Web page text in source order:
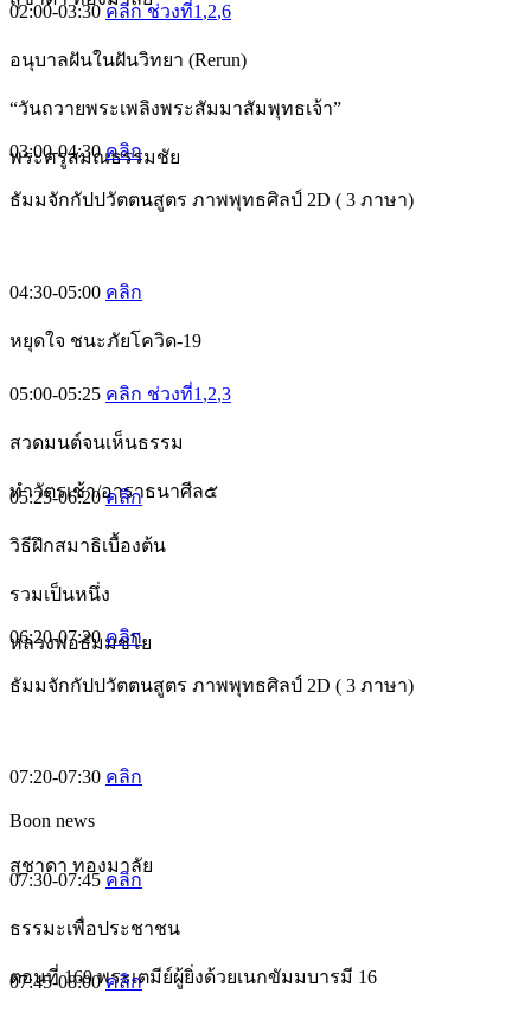
02:00-03:30คลิก ช่วงที่1 ,2,6
อนุบาลฝันในฝันวิทยา (Rerun)
“วันถวายพระเพลิงพระสัมมาสัมพุทธเจ้า”
พระครูสมณธรรมชัย
03:00-04:30คลิก
ธัมมจักกัปปวัตตนสูตร ภาพพุทธศิลป์ 2D ( 3 ภาษา)
04:30-05:00 คลิก
หยุดใจ ชนะภัยโควิด-19
05:00-05:25 คลิก ช่วงที่1 ,2,3
สวดมนต์จนเห็นธรรม
ทำวัตรเช้า/อาราธนาศีล๕
05:25-06:20คลิก
วิธีฝึกสมาธิเบื้องต้น
รวมเป็นหนึ่ง
หลวงพ่อธัมมชโย
06:20-07:20คลิก
ธัมมจักกัปปวัตตนสูตร ภาพพุทธศิลป์ 2D ( 3 ภาษา)
07:20-07:30 คลิก
Boon news
สุชาดา ทองมาลัย
07:30-07:45 คลิก
ธรรมะเพื่อประชาชน
ตอนที่ 169 พระเตมีย์ผู้ยิ่งด้วยเนกขัมมบารมี 16
07:45-08:00คลิก